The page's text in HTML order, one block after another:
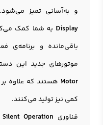
و به‌آسانی تمیز
Display به شما کمک
باقی‌مانده و برنامه‌ی
موتورهای جدید این
Motor هستند که علاوه
کمی نیز تولید می‌کنند.
فناوری Silent Operation